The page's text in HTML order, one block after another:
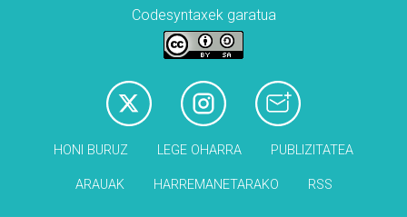
Codesyntaxek garatua
HONI BURUZ LEGE OHARRA PUBLIZITATEA
ARAUAK HARREMANETARAKO RSS